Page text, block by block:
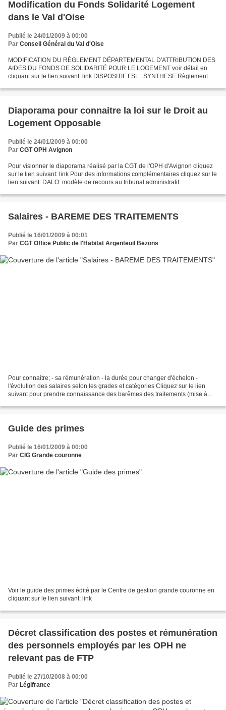
Modification du Fonds Solidarité Logement
dans le Val d'Oise
Publié le 24/01/2009 à 00:00
Par Conseil Général du Val d'Oise
MODIFICATION DU RÈGLEMENT DÉPARTEMENTAL D'ATTRIBUTION DES
AIDES DU FONDS DE SOLIDARITÉ POUR LE LOGEMENT voir détail en
cliquant sur le lien suivant: link DISPOSITIF FSL : SYNTHESE Règlement
Diaporama pour connaitre la loi sur le Droit au
Logement Opposable
Publié le 24/01/2009 à 00:00
Par CGT OPH Avignon
Pour visionner le diaporama réalisé par la CGT de l'OPH d'Avignon cliquez
sur le lien suivant: link Pour des informations complémentaires cliquez sur le
lien suivant: DALO: modèle de recours au tribunal administratif
Salaires - BAREME DES TRAITEMENTS
Publié le 16/01/2009 à 00:01
Par CGT Office Public de l'Habitat Argenteuil Bezons
Pour connaitre; - sa rémunération - la durée pour changer d'échelon -
l'évolution des salaires selon les grades et catégories Cliquez sur le lien
suivant pour prendre connaissance des barêmes des traitements (mise à
Guide des primes
Publié le 16/01/2009 à 00:00
Par CIG Grande couronne
Voir le guide des primes édité par le Centre de gestion grande couronne en
cliquant sur le lien suivant: link
Décret classification des postes et rémunération
des personnels employés par les OPH ne
relevant pas de FTP
Publié le 27/10/2008 à 00:00
Par Légifrance